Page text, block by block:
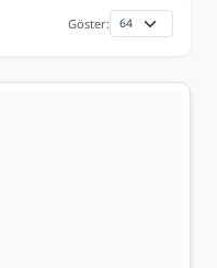
Göster: